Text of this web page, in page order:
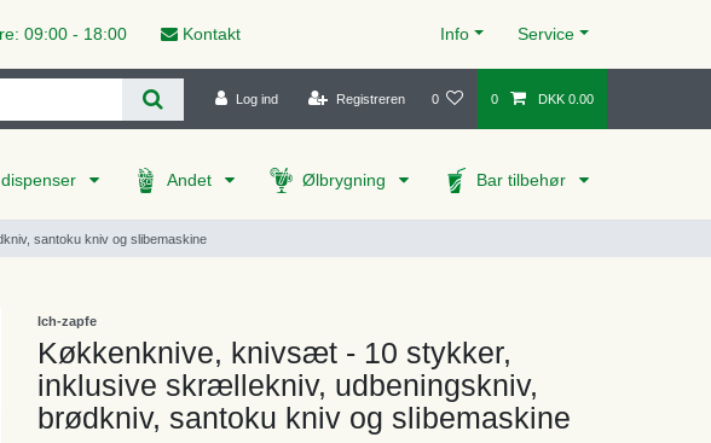
09:00 - 18:00 Kontakt Info Service
Log ind Registreren 0 0 DKK 0.00
Andet Ølbrygning Bar tilbehør
santoku kniv og slibemaskine
Ich-zapfe
Køkkenknive, knivsæt - 10 stykker,
inklusive skrællekniv, udbeningskniv,
brødkniv, santoku kniv og slibemaskine